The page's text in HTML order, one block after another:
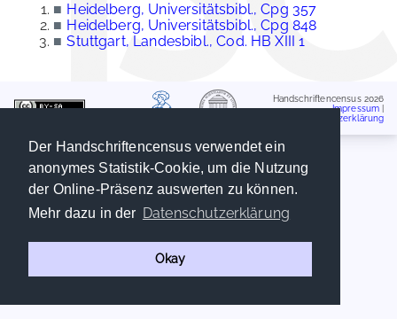
Der Handschriftencensus verwendet ein
anonymes Statistik-Cookie, um die Nutzung
der Online-Präsenz auswerten zu können.
Mehr dazu in der Datenschutzerklärung
Okay
■ Heidelberg, Universitätsbibl., Cpg 357
■ Heidelberg, Universitätsbibl., Cpg 848
■ Stuttgart, Landesbibl., Cod. HB XIII 1
Handschriftencensus 2026
Impressum
Datenschutzerklärung